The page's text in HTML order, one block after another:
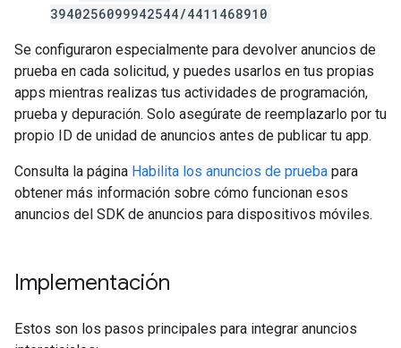
3940256099942544/4411468910
Se configuraron especialmente para devolver anuncios de
prueba en cada solicitud, y puedes usarlos en tus propias
apps mientras realizas tus actividades de programación,
prueba y depuración. Solo asegúrate de reemplazarlo por tu
propio ID de unidad de anuncios antes de publicar tu app.
Consulta la página Habilita los anuncios de prueba para
obtener más información sobre cómo funcionan esos
anuncios del SDK de anuncios para dispositivos móviles.
Implementación
Estos son los pasos principales para integrar anuncios